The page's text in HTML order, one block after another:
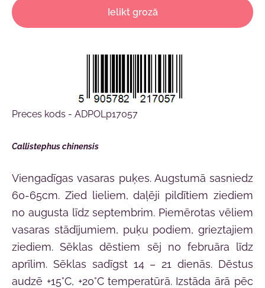
Ielikt grozā
Preces kods - ADPOLp17057
Callistephus chinensis
Viengadīgas vasaras puķes. Augstumā sasniedz
60-65cm. Zied lieliem, daļēji pildītiem ziediem
no augusta līdz septembrim. Piemērotas vēliem
vasaras stādījumiem, puķu podiem, grieztajiem
ziediem. Sēklas dēstiem sēj no februāra līdz
aprīlim. Sēklas sadīgst 14 – 21 dienās. Dēstus
audzē +15°C, +20°C temperatūrā. Izstāda ārā pēc